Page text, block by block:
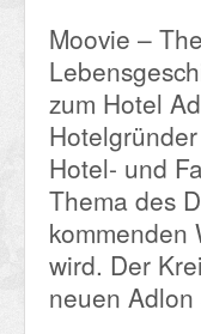
Moovie –
zum Hotel
Hotel- und
Thema des
kommenden
wird. Der
neuen